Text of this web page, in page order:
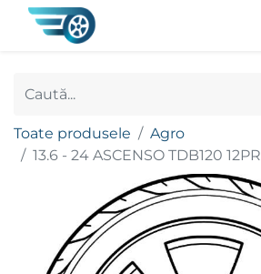
Toate produsele
Agro
13.6 - 24 ASCENSO TDB120 12PR